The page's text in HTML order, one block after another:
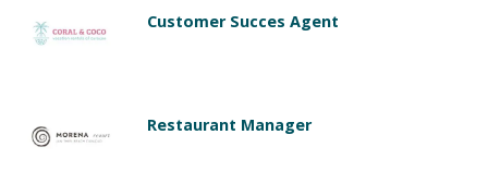
Customer Succes Agent
Restaurant Manager